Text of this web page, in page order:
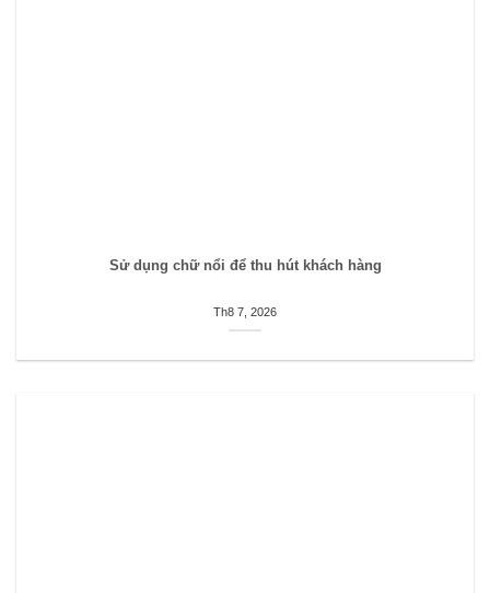
Sử dụng chữ nổi để thu hút khách hàng
Th8 7, 2026